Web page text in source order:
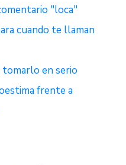
"loca"
cuando te llaman
tomarlo en serio
frente a